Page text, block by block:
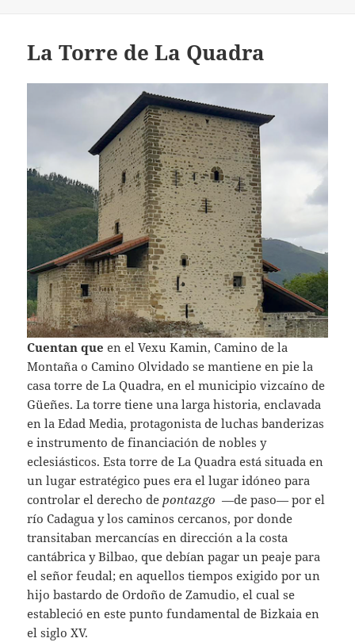
La Torre de La Quadra
Cuentan que en el Vexu Kamin, Camino de la
Montaña o Camino Olvidado se mantiene en pie la
casa torre de La Quadra, en el municipio vizcaíno de
Güeñes. La torre tiene una larga historia, enclavada
en la Edad Media, protagonista de luchas banderizas
e instrumento de financiación de nobles y
eclesiásticos. Esta torre de La Quadra está situada en
un lugar estratégico pues era el lugar idóneo para
controlar el derecho depontazgo —de paso— por el
río Cadagua y los caminos cercanos, por donde
transitaban mercancías en dirección a la costa
cantábrica y Bilbao, que debían pagar un peaje para
el señor feudal; en aquellos tiempos exigido por un
hijo bastardo de Ordoño de Zamudio, el cual se
estableció en este punto fundamental de Bizkaia en
el siglo XV.